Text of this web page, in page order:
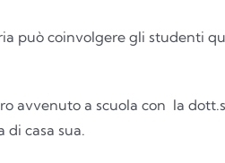
può coinvolgere gli studenti
avvenuto a scuola con la
casa sua.